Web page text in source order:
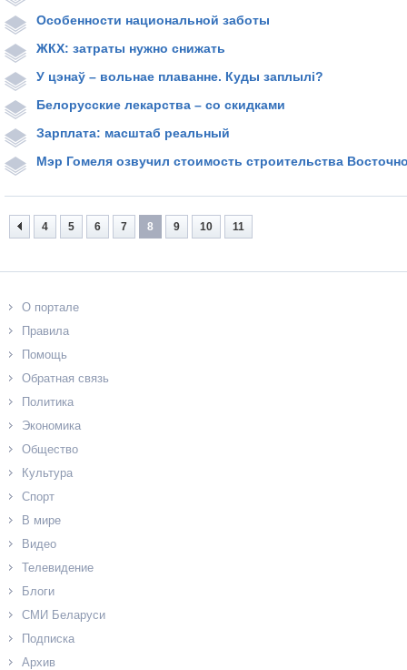
Особенности национальной заботы
ЖКХ: затраты нужно снижать
У цэнаў – вольнае плаванне. Куды заплылі?
Белорусские лекарства – со скидками
Зарплата: масштаб реальный
Мэр Гомеля озвучил стоимость строительства
4 5 6 7 8 9 10 11
О портале
Правила
Помощь
Обратная связь
Политика
Экономика
Общество
Культура
Спорт
В мире
Видео
Телевидение
Блоги
СМИ Беларуси
Подписка
Архив